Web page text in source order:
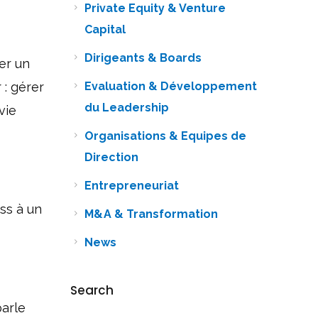
un
: gérer
à un
Private Equity & Venture
Capital
Dirigeants & Boards
Evaluation & Développement
du Leadership
Organisations & Equipes de
Direction
Entrepreneuriat
M&A & Transformation
News
Search